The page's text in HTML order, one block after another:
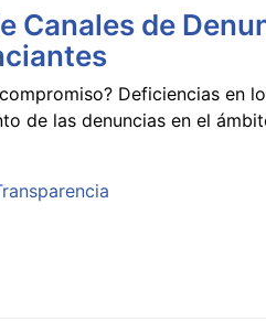
Canales de
Deficiencias en
de las denuncias en el